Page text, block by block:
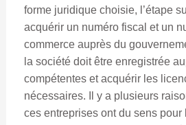
forme juridique choisie, l’étape
acquérir un numéro fiscal et un
commerce auprès du
la société doit être enregistrée
compétentes et acquérir les
nécessaires. Il y a plusieurs
ces entreprises ont du sens pour